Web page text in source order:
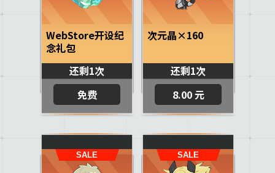
WebStore开设纪
念礼包
还剩1次
免费
次元晶×160
还剩1次
8.00 元